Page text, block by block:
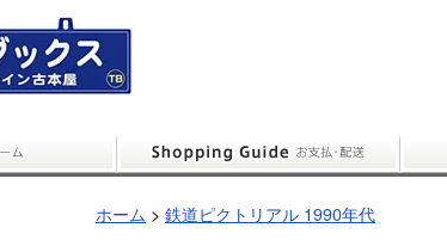
ホーム > 鉄道ピクトリアル 1990年代